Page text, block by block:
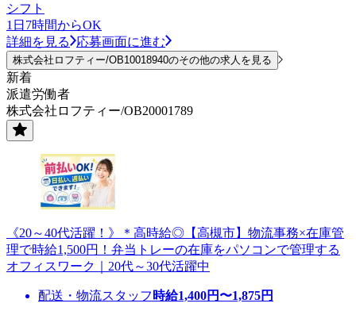
シフト
1日7時間からOK
詳細を見る
応募画面に進む
株式会社ロフティー/OB10018940のその他の求人を見る
新着
派遣労働者
株式会社ロフティー/OB20001789
《20～40代活躍！》＊高時給◎【高槻市】物流事務×在庫管
理で時給1,500円！弁当トレーの在庫をパソコンで管理する
オフィスワーク｜20代～30代活躍中
配送・物流スタッフ 時給1,400円〜1,875円